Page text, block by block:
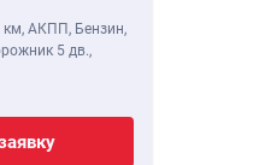
км, АКПП, Бензин,
5 дв.,